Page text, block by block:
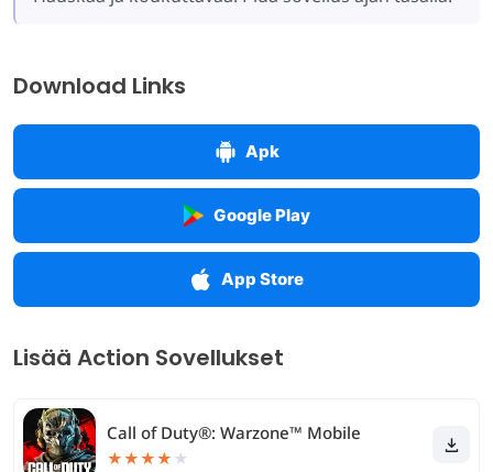
Download Links
Apk
Google Play
App Store
Lisää Action Sovellukset
Call of Duty®: Warzone™ Mobile
★★★★ ★